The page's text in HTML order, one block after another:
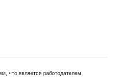
что является работодателем,